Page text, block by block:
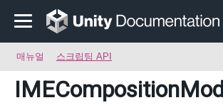
매뉴얼 스크립팅 API